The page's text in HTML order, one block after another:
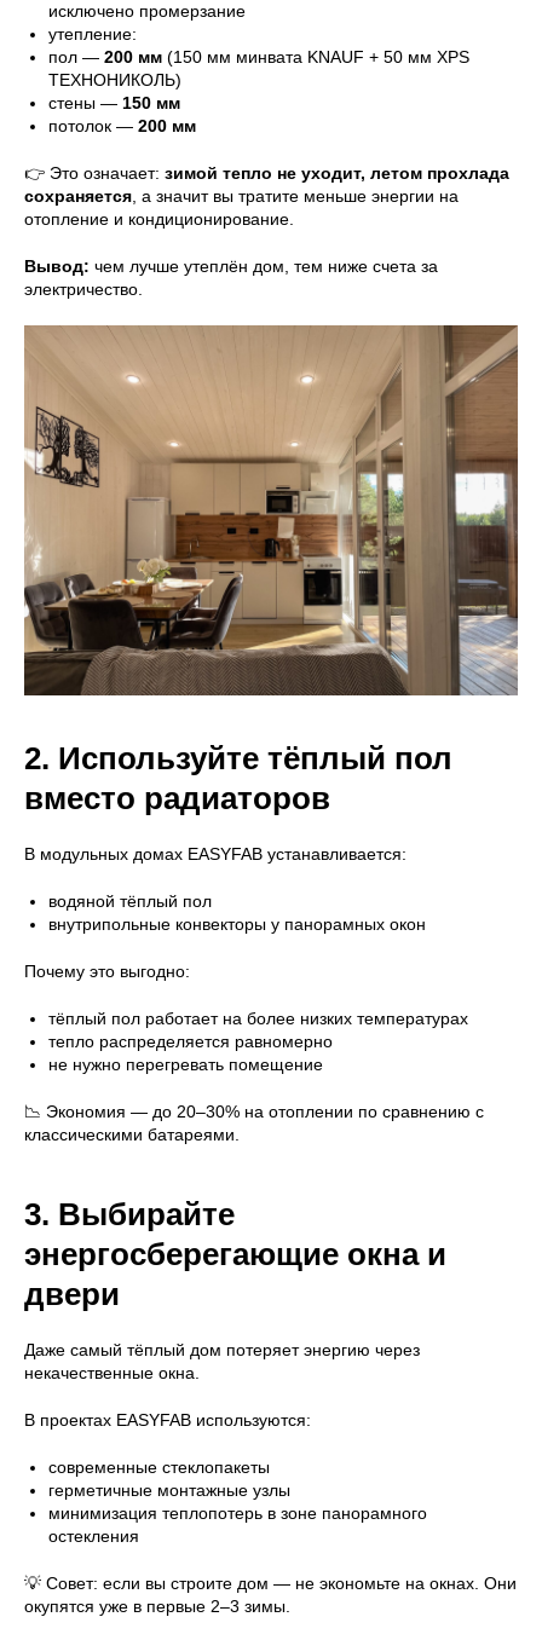
исключено промерзание
утепление:
пол — 200 мм (150 мм минвата KNAUF + 50 мм XPS
ТЕХНОНИКОЛЬ)
стены — 150 мм
потолок — 200 мм
👉 Это означает: зимой тепло не уходит, летом прохлада
сохраняется, а значит вы тратите меньше энергии на
отопление и кондиционирование.
Вывод: чем лучше утеплён дом, тем ниже счета за
электричество.
2. Используйте тёплый пол
вместо радиаторов
В модульных домах EASYFAB устанавливается:
водяной тёплый пол
внутрипольные конвекторы у панорамных окон
Почему это выгодно:
тёплый пол работает на более низких температурах
тепло распределяется равномерно
не нужно перегревать помещение
📉 Экономия — до 20–30% на отоплении по сравнению с
классическими батареями.
3. Выбирайте
энергосберегающие окна и
двери
Даже самый тёплый дом потеряет энергию через
некачественные окна.
В проектах EASYFAB используются:
современные стеклопакеты
герметичные монтажные узлы
минимизация теплопотерь в зоне панорамного
остекления
💡 Совет: если вы строите дом — не экономьте на окнах. Они
окупятся уже в первые 2–3 зимы.